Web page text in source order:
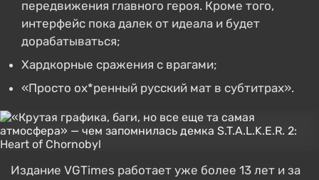
передвижения главного героя. Кроме того,
интерфейс пока далек от идеала и будет
дорабатываться;
Хардкорные сражения с врагами;
«Просто ох*ренный русский мат в субтитрах».
Издание VGTimes работает уже более 13 лет и за